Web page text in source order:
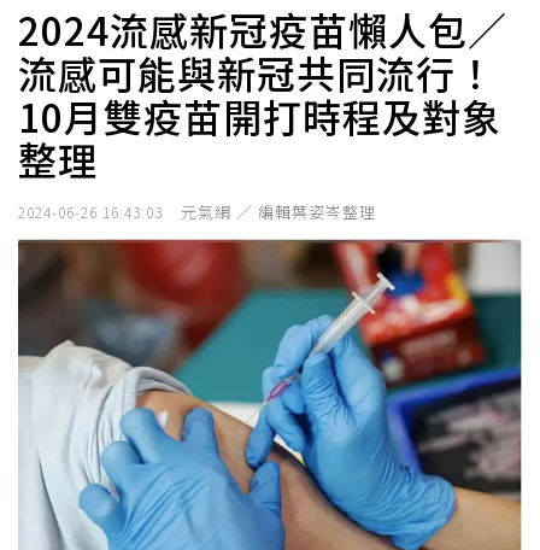
2024流感新冠疫苗懶人包／
流感可能與新冠共同流行！
10月雙疫苗開打時程及對象
整理
2024-06-26 16:43:03 元氣網 ／ 編輯葉姿岑整理